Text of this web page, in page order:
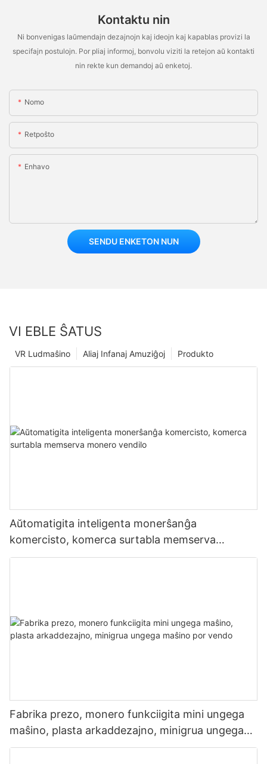
Kontaktu nin
Ni bonvenigas laŭmendajn dezajnojn kaj ideojn kaj kapablas provizi la
specifajn postulojn. Por pliaj informoj, bonvolu viziti la retejon aŭ kontakti
nin rekte kun demandoj aŭ enketoj.
Nomo
Retpoŝto
Enhavo
SENDU ENKETON NUN
VI EBLE ŜATUS
Produkto
Aliaj Infanaj Amuziĝoj
VR Ludmaŝino
Aŭtomatigita inteligenta monerŝanĝa
komercisto, komerca surtabla memserva
monero vendilo
Fabrika prezo, monero funkciigita mini ungega
maŝino, plasta arkaddezajno, minigrua ungega
maŝino por vendo